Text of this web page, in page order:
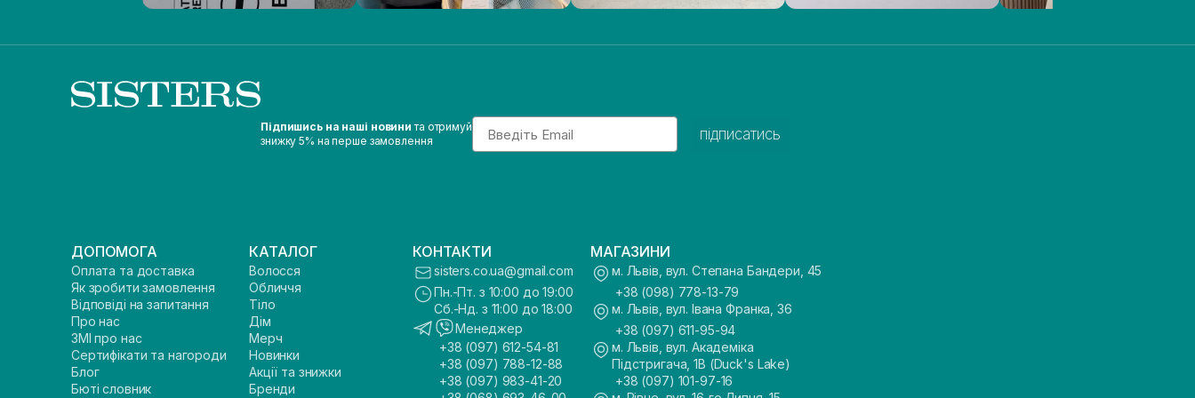
Підпишись на наші новини та отримуй
знижку 5% на перше замовлення
Email
підписатись
ДОПОМОГА
Оплата та доставка
Як зробити замовлення
Відповіді на запитання
Про нас
ЗМІ про нас
Сертифікати та нагороди
Блог
Бюті словник
КАТАЛОГ
Волосся
Обличчя
Тіло
Дім
Мерч
Новинки
Акції та знижки
Бренди
КОНТАКТИ
sisters.co.ua@gmail.com
Пн.-Пт. з 10:00 до 19:00
Сб.-Нд. з 11:00 до 18:00
Менеджер
+38 (097) 612-54-81
+38 (097) 788-12-88
+38 (097) 983-41-20
МАГАЗИНИ
м. Львів, вул. Степана Бандери, 45
+38 (098) 778-13-79
м. Львів, вул. Івана Франка, 36
+38 (097) 611-95-94
м. Львів, вул. Академіка
Підстригача, 1В (Duck's Lake)
+38 (097) 101-97-16